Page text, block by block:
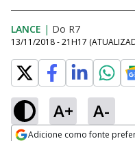
LANCE | Do R7
13/11/2018 - 21H17
A+ A-
Adicione como fonte